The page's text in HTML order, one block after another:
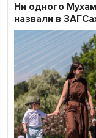
Ни одного
назвали в